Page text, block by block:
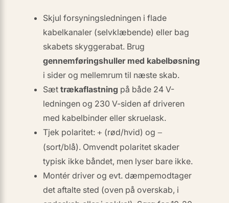
Skjul forsyningsledningen iflade
kabelkanaler (selvklæbende) eller bag
skabets skyggerabat. Brug
gennemføringshuller med kabelbøsning
i sider og mellemrum til næste skab.
Sættrækaflastning på både 24 V-
ledningen og 230 V-siden af driveren
med kabelbinder eller skruelask.
Tjek polaritet:+ (rød/hvid) og−
(sort/blå). Omvendt polaritet skader
typisk ikke båndet, men lyser bare ikke.
Montér driver og evt. dæmpemodtager
det aftalte sted (oven på overskab, i